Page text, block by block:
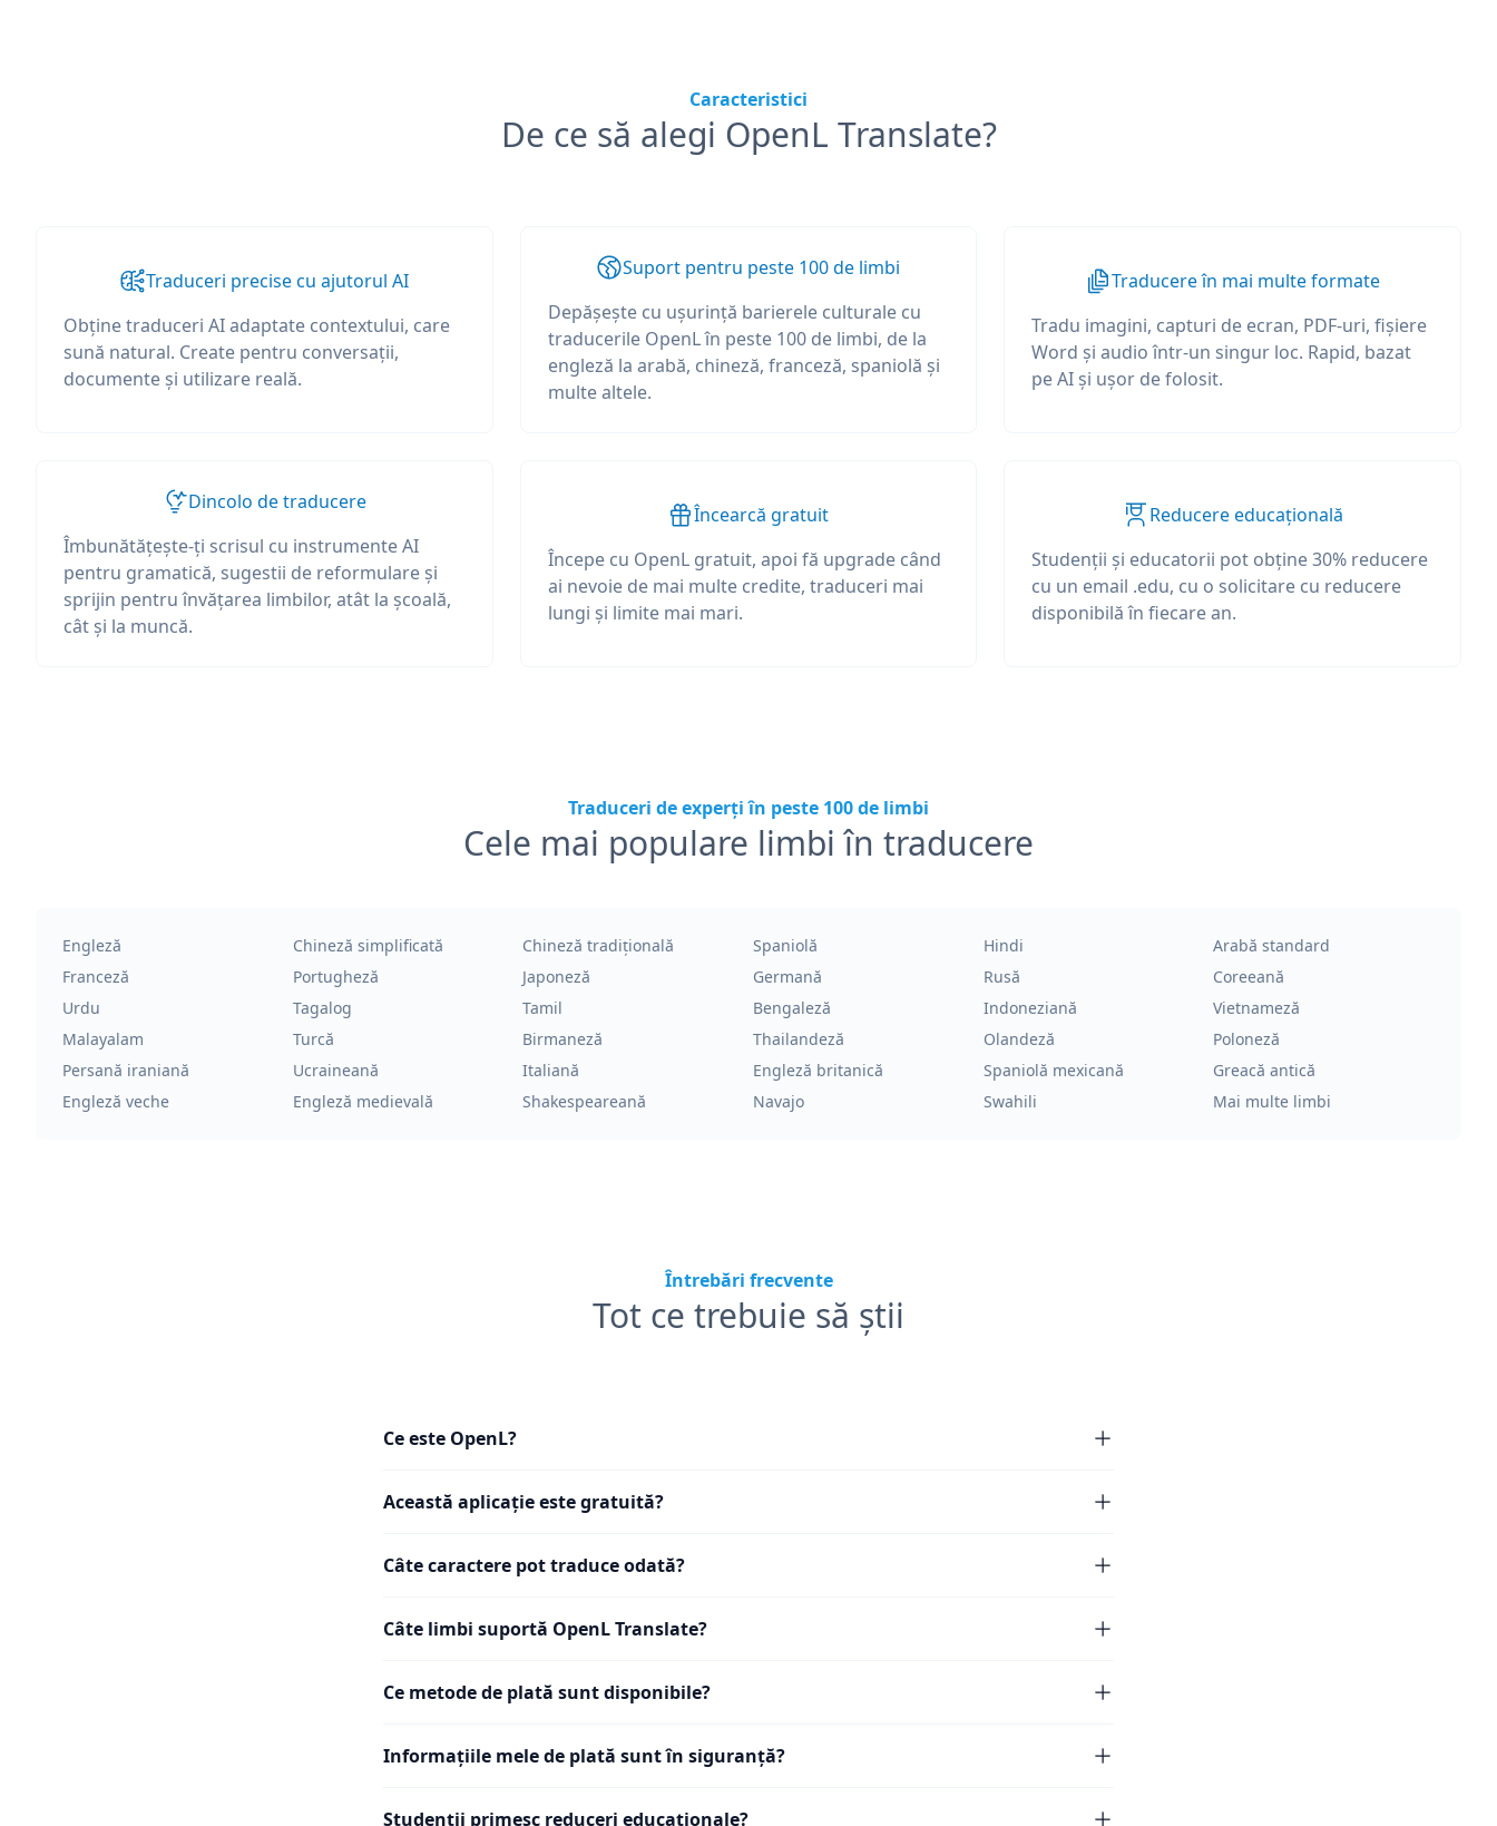
Caracteristici
De ce să alegi OpenL Translate?
Traduceri precise cu ajutorul AI
Obține traduceri AI adaptate contextului, care
sună natural. Create pentru conversații,
documente și utilizare reală.
Suport pentru peste 100 de limbi
Depășește cu ușurință barierele culturale cu
traducerile OpenL în peste 100 de limbi, de la
engleză la arabă, chineză, franceză, spaniolă și
multe altele.
Traducere în mai multe formate
Tradu imagini, capturi de ecran, PDF-uri, fișiere
Word și audio într-un singur loc. Rapid, bazat
pe AI și ușor de folosit.
Dincolo de traducere
Îmbunătățește-ți scrisul cu instrumente AI
pentru gramatică, sugestii de reformulare și
sprijin pentru învățarea limbilor, atât la școală,
cât și la muncă.
Încearcă gratuit
Începe cu OpenL gratuit, apoi fă upgrade când
ai nevoie de mai multe credite, traduceri mai
lungi și limite mai mari.
Reducere educațională
Studenții și educatorii pot obține 30% reducere
cu un email .edu, cu o solicitare cu reducere
disponibilă în fiecare an.
Traduceri de experți în peste 100 de limbi
Cele mai populare limbi în traducere
Engleză Chineză simplificată Chineză tradițională Spaniolă Hindi
Arabă standard
Franceză
Portugheză Japoneză Germană Rusă
Coreeană
Urdu
Tagalog Tamil Bengaleză Indoneziană
Vietnameză
Malayalam
Turcă Birmaneză Thailandeză Olandeză
Poloneză
Persană iraniană
Ucraineană Italiană Engleză britanică Spaniolă mexicană
Greacă antică
Engleză veche
Engleză medievală Shakespeareană Navajo Swahili Mai multe limbi
Întrebări frecvente
Tot ce trebuie să știi
Ce este OpenL?
Această aplicație este gratuită?
Câte caractere pot traduce odată?
Câte limbi suportă OpenL Translate?
Ce metode de plată sunt disponibile?
Informațiile mele de plată sunt în siguranță?
Studenții primesc reduceri educaționale?